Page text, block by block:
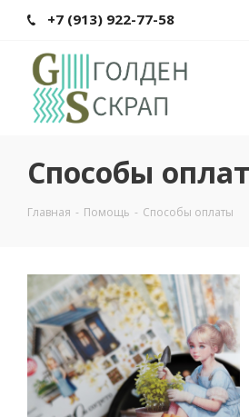
+7 (913) 922-77-58
Способы
Главная - Помощь - Способы оплаты